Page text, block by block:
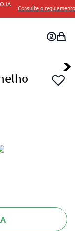
Consulte o regulamento